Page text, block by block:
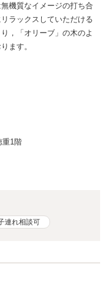
機質なイメージの打ち合
ラックスしていただける
，「オリーブ」の木のよ
ます。
重1階
連れ相談可